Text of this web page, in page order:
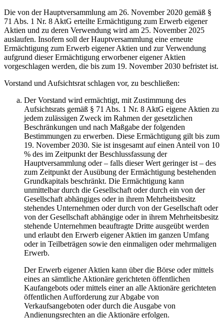
Die von der Hauptversammlung am 26. November 2020 gemäß §
71 Abs. 1 Nr. 8 AktG erteilte Ermächtigung zum Erwerb eigener
Aktien und zu deren Verwendung wird am 25. November 2025
auslaufen. Insofern soll der Hauptversammlung eine erneute
Ermächtigung zum Erwerb eigener Aktien und zur Verwendung
aufgrund dieser Ermächtigung erworbener eigener Aktien
vorgeschlagen werden, die bis zum 19. November 2030 befristet ist.
Vorstand und Aufsichtsrat schlagen vor, zu beschließen:
Der Vorstand wird ermächtigt, mit Zustimmung des
Aufsichtsrats gemäß § 71 Abs. 1 Nr. 8 AktG eigene Aktien zu
jedem zulässigen Zweck im Rahmen der gesetzlichen
Beschränkungen und nach Maßgabe der folgenden
Bestimmungen zu erwerben. Diese Ermächtigung gilt bis zum
19. November 2030. Sie ist insgesamt auf einen Anteil von 10
% des im Zeitpunkt der Beschlussfassung der
Hauptversammlung oder – falls dieser Wert geringer ist – des
zum Zeitpunkt der Ausübung der Ermächtigung bestehenden
Grundkapitals beschränkt. Die Ermächtigung kann
unmittelbar durch die Gesellschaft oder durch ein von der
Gesellschaft abhängiges oder in ihrem Mehrheitsbesitz
stehendes Unternehmen oder durch von der Gesellschaft oder
von der Gesellschaft abhängige oder in ihrem Mehrheitsbesitz
stehende Unternehmen beauftragte Dritte ausgeübt werden
und erlaubt den Erwerb eigener Aktien im ganzen Umfang
oder in Teilbeträgen sowie den einmaligen oder mehrmaligen
Erwerb.
Der Erwerb eigener Aktien kann über die Börse oder mittels
eines an sämtliche Aktionäre gerichteten öffentlichen
Kaufangebots oder mittels einer an alle Aktionäre gerichteten
öffentlichen Aufforderung zur Abgabe von
Verkaufsangeboten oder durch die Ausgabe von
Andienungsrechten an die Aktionäre erfolgen.